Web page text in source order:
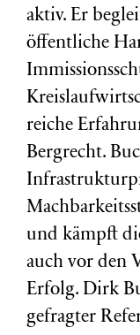
aktiv. Er
öffentliche
reiche
Bergrecht.
und kämpft
auch vor den
Erfolg. Dirk
gefragter